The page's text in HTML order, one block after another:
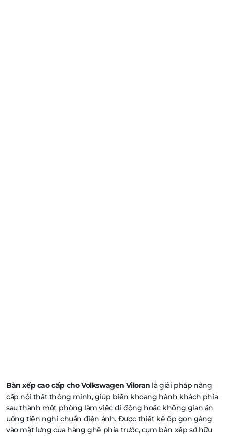
Bàn xếp cao cấp cho Volkswagen Viloran là giải pháp nâng
cấp nội thất thông minh, giúp biến khoang hành khách phía
sau thành một phòng làm việc di động hoặc không gian ăn
uống tiện nghi chuẩn điện ảnh. Được thiết kế ốp gọn gàng
vào mặt lưng của hàng ghế phía trước, cụm bàn xếp sở hữu